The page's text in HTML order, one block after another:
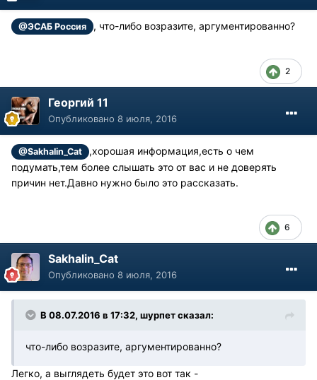
@ЭСАБ Россия , что-либо возразите, аргументированно?
2
Георгий 11
Опубликовано 8 июля, 2016
@Sakhalin_Cat
,хорошая информация,есть о чем
подумать,тем более слышать это от вас и не доверять
причин нет.Давно нужно было это рассказать.
6
Sakhalin_Cat
Опубликовано 8 июля, 2016
В 08.07.2016 в 17:32, шурпет сказал:
что-либо возразите, аргументированно?
Легко, а выглядеть будет это вот так -